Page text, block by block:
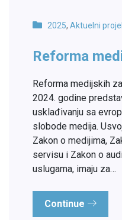
2025, Aktuelni
Reforma
Reforma medijskih
2024. godine
usklađivanju sa
slobode medija.
Zakon o medijima,
servisu i Zakon o
uslugama, imaju za…
Continue